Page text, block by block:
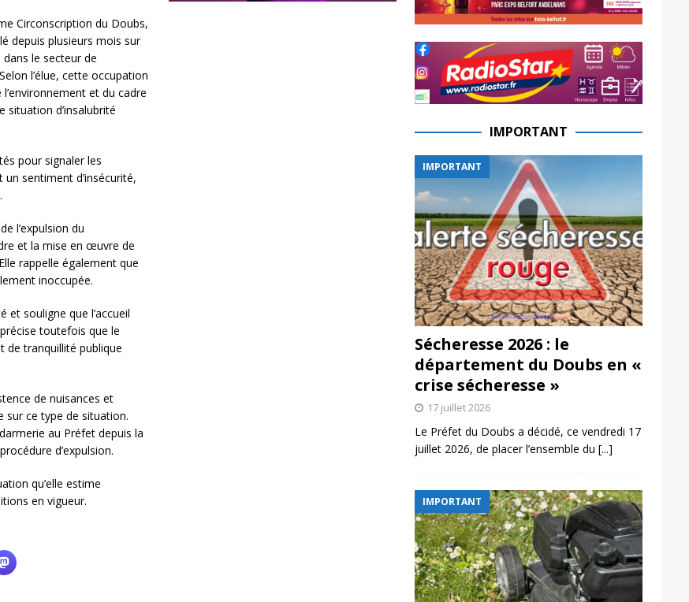
Circonscription du Doubs,
depuis plusieurs mois sur
le secteur de
l’élue, cette occupation
et du cadre
situation d’insalubrité
pour signaler les
sentiment d’insécurité,
l’expulsion du
et la mise en œuvre de
rappelle également que
inoccupée.
souligne que l’accueil
toutefois que le
de tranquillité publique
de nuisances et
sur ce type de situation.
au Préfet depuis la
d’expulsion.
qu’elle estime
en vigueur.
IMPORTANT
IMPORTANT
Sécheresse 2026 : le
département du Doubs en «
crise sécheresse »
17 juillet 2026
Le Préfet du Doubs a décidé, ce vendredi 17
juillet 2026, de placer l’ensemble du [...]
IMPORTANT